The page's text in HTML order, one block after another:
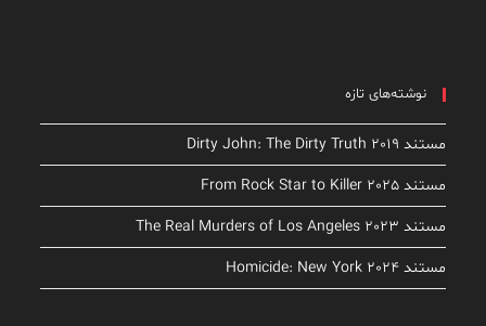
نوشته‌های تازه
مستند Dirty John: The Dirty Truth 2019
مستند From Rock Star to Killer 2025
مستند The Real Murders of Los Angeles 2023
مستند Homicide: New York 2024